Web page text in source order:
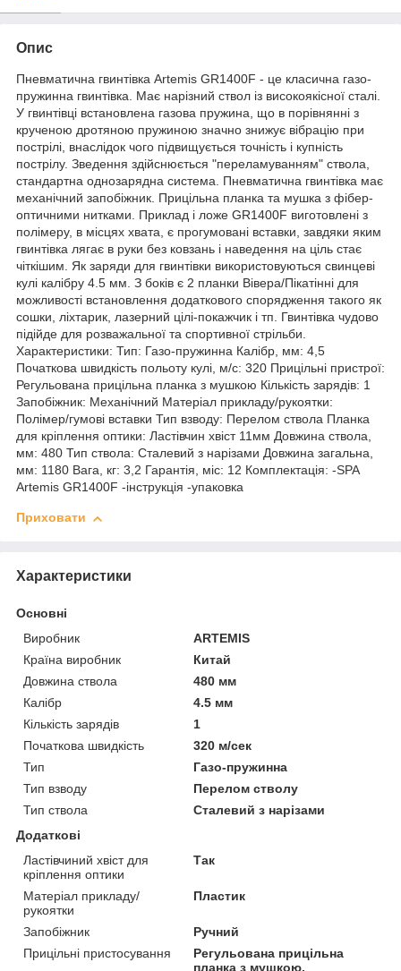
Опис
Пневматична гвинтівка Artemis GR1400F - це класична газо-
пружинна гвинтівка. Має нарізний ствол із високоякісної сталі.
У гвинтівці встановлена ​​газова пружина, що в порівнянні з
крученою дротяною пружиною значно знижує вібрацію при
пострілі, внаслідок чого підвищується точність і купність
пострілу. Зведення здійснюється "переламуванням" ствола,
стандартна однозарядна система. Пневматична гвинтівка має
механічний запобіжник. Прицільна планка та мушка з фібер-
оптичними нитками. Приклад і ложе GR1400F виготовлені з
полімеру, в місцях хвата, є прогумовані вставки, завдяки яким
гвинтівка лягає в руки без ковзань і наведення на ціль стає
чіткішим. Як заряди для гвинтівки використовуються свинцеві
кулі калібру 4.5 мм. З боків є 2 планки Вівера/Пікатінні для
можливості встановлення додаткового спорядження такого як
сошки, ліхтарик, лазерний цілі-покажчик і тп. Гвинтівка чудово
підійде для розважальної та спортивної стрільби.
Характеристики: Тип: Газо-пружинна Калібр, мм: 4,5
Початкова швидкість польоту кулі, м/с: 320 Прицільні пристрої:
Регульована прицільна планка з мушкою Кількість зарядів: 1
Запобіжник: Механічний Матеріал прикладу/рукоятки:
Полімер/гумові вставки Тип взводу: Перелом ствола Планка
для кріплення оптики: Ластівчин хвіст 11мм Довжина ствола,
мм: 480 Тип ствола: Сталевий з нарізами Довжина загальна,
мм: 1180 Вага, кг: 3,2 Гарантія, міс: 12 Комплектація: -SPA
Artemis GR1400F -інструкція -упаковка
Приховати
Характеристики
Основні
Виробник
ARTEMIS
Країна виробник
Китай
Довжина ствола
480 мм
Калібр
4.5 мм
Кількість зарядів
1
Початкова швидкість
320 м/сек
Тип
Газо-пружинна
Тип взводу
Перелом стволу
Тип ствола
Сталевий з нарізами
Додаткові
Ластівчиний хвіст для
кріплення оптики
Так
Матеріал прикладу/
рукоятки
Пластик
Запобіжник
Ручний
Прицільні пристосування
Регульована прицільна
планка з мушкою,